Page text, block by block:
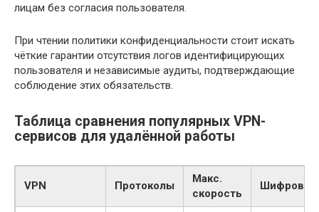
лицам без согласия пользователя.
При чтении политики конфиденциальности стоит искать
чёткие гарантии отсутствия логов идентифицирующих
пользователя и независимые аудиты, подтверждающие
соблюдение этих обязательств.
Таблица сравнения популярных VPN-
сервисов для удалённой работы
VPN Протоколы
Макс.
скорость